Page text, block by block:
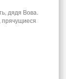
дядя Вова.
прячущиеся